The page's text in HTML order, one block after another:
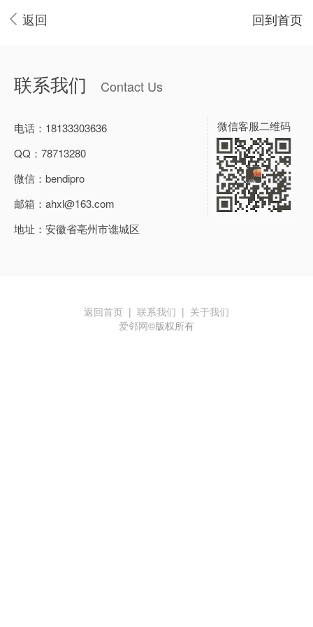
返回 回到首页
联系我们 Contact Us
微信客服二维码
电话： 18133303636
QQ： 78713280
微信： bendipro
邮箱： ahxl@163.com
地址： 安徽省亳州市谯城区
返回首页 | 联系我们 | 关于我们
爱邻网©版权所有